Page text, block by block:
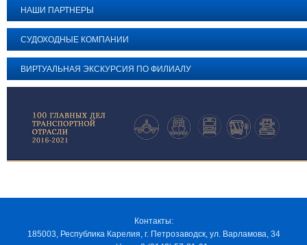
НАШИ ПАРТНЕРЫ
СУДОХОДНЫЕ КОМПАНИИ
ВИРТУАЛЬНАЯ ЭКСКУРСИЯ ПО ФИЛИАЛУ
Контакты:
185003, Республика Карелия, г. Петрозаводск, ул. Варламова, 34